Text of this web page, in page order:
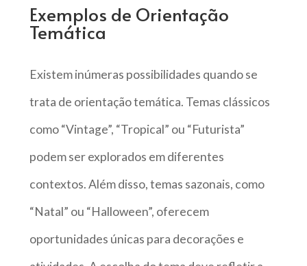
Exemplos de Orientação
Temática
Existem inúmeras possibilidades quando se
trata de orientação temática. Temas clássicos
como “Vintage”, “Tropical” ou “Futurista”
podem ser explorados em diferentes
contextos. Além disso, temas sazonais, como
“Natal” ou “Halloween”, oferecem
oportunidades únicas para decorações e